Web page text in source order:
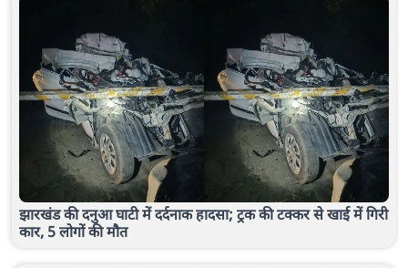
झारखंड की दनुआ घाटी में दर्दनाक हादसा; ट्रक की टक्कर से खाई में गिरी
कार, 5 लोगों की मौत